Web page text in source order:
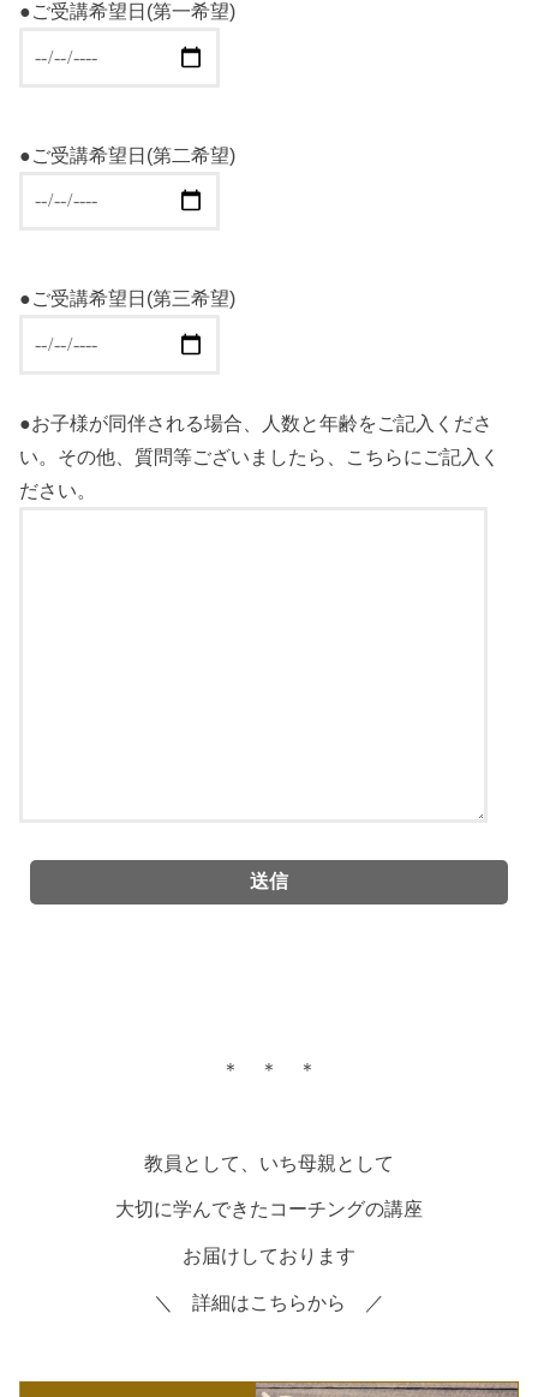
●ご受講希望日(第一希望)
●ご受講希望日(第二希望)
●ご受講希望日(第三希望)
●お子様が同伴される場合、人数と年齢をご記入くださ
い。その他、質問等ございましたら、こちらにご記入く
ださい。
＊ ＊ ＊
教員として、いち母親として
大切に学んできたコーチングの講座
お届けしております
＼ 詳細はこちらから ／